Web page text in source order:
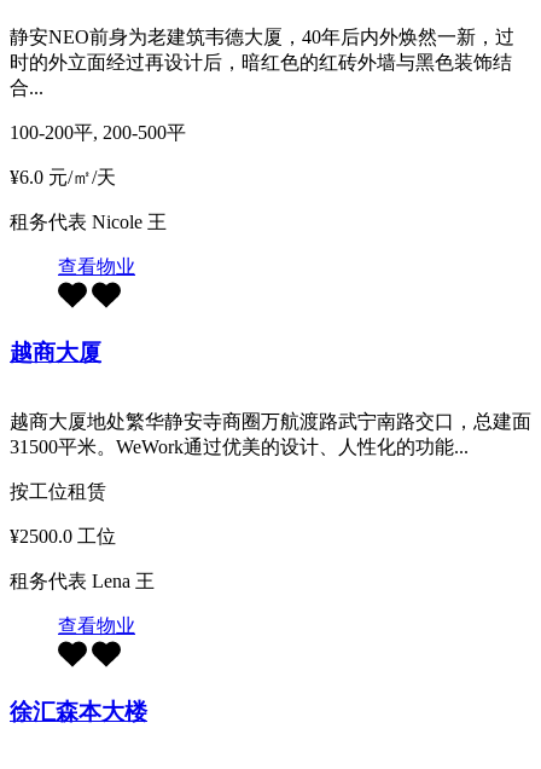
静安NEO前身为老建筑韦德大厦，40年后内外焕然一新，过
时的外立面经过再设计后，暗红色的红砖外墙与黑色装饰结
合...
100-200平, 200-500平
¥6.0 元/㎡/天
租务代表 Nicole 王
查看物业
越商大厦
越商大厦地处繁华静安寺商圈万航渡路武宁南路交口，总建面
31500平米。WeWork通过优美的设计、人性化的功能...
按工位租赁
¥2500.0 工位
租务代表 Lena 王
查看物业
徐汇森本大楼